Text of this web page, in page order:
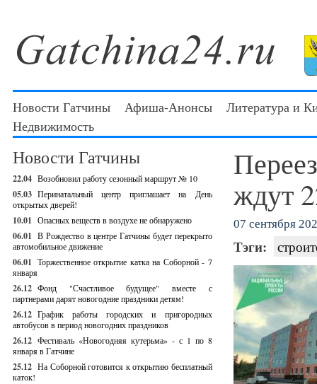
Новости Гатчины Афиша-Анонсы
Литература и
Недвижимость
Новости Гатчины
22.04 Возобновил работу сезонный маршрут № 10
05.03 Перинатальный центр приглашает на День
открытых дверей!
10.01 Опасных веществ в воздухе не обнаружено
06.01 В Рождество в центре Гатчины будет перекрыто
автомобильное движение
06.01 Торжественное открытие катка на Соборной - 7
января
26.12 Фонд "Счастливое будущее" вместе с
партнерами дарят новогодние праздники детям!
26.12 График работы городских и пригородных
автобусов в период новогодних праздников
26.12 Фестиваль «Новогодняя кутерьма» - с 1 по 8
января в Гатчине
25.12 На Соборной готовится к открытию бесплатный
каток!
ждут
07 сентября
Тэги: